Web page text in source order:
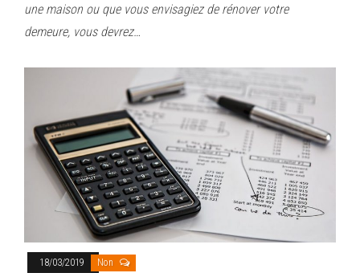
une maison ou que vous envisagiez de rénover votre
demeure, vous devrez…
18/03/2019 Non